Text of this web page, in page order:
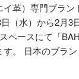
革）専門ブラ
（水）から2月3
スペースにて「
。 日本のブラ